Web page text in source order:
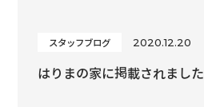
スタッフブログ 2020.12.20
はりまの家に掲載されました